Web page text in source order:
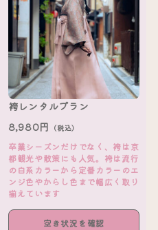
袴レンタルプラン
8,980円 （税込）
卒業シーズンだけでなく、袴は京
都観光や散策にも人気。袴は流行
の白系カラーから定番カラーのエ
ンジ色やからし色まで幅広く取り
揃えています
空き状況を確認